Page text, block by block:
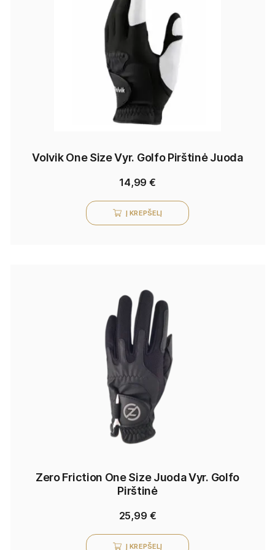
Volvik One Size Vyr. Golfo Pirštinė Juoda
14,99€
Į KREPŠELĮ
Zero Friction One Size Juoda Vyr. Golfo
Pirštinė
25,99 €
Į KREPŠELĮ